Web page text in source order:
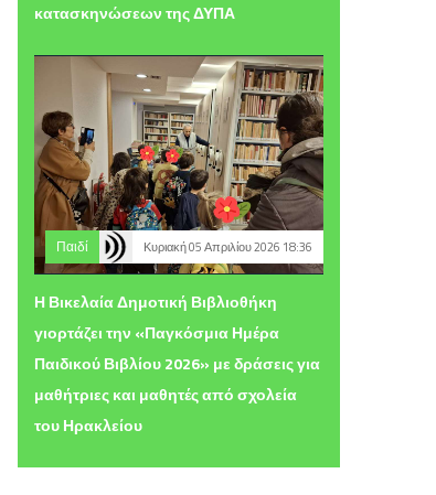
κατασκηνώσεων της ΔΥΠΑ
Παιδί Κυριακή 05 Απριλίου 2026 18:36
Η Βικελαία Δημοτική Βιβλιοθήκη
γιορτάζει την «Παγκόσμια Ημέρα
Παιδικού Βιβλίου 2026» με δράσεις για
μαθήτριες και μαθητές από σχολεία
του Ηρακλείου